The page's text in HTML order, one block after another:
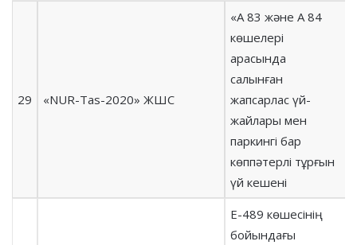
29 «NUR-Tas-2020» ЖШС
«А 83 және А 84
көшелері
арасында
салынған
жапсарлас үй-
жайлары мен
паркингі бар
көппәтерлі тұрғын
үй кешені
Е-489 көшесінің
бойындағы